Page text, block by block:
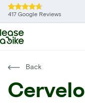
417 Google Reviews
Back
Cervelo